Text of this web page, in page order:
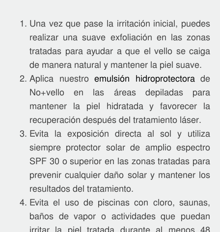
Una vez que pase la irritación inicial, puedes
realizar una suave exfoliación en las zonas
tratadas para ayudar a que el vello se caiga
de manera natural y mantener la piel suave.
Aplica nuestro emulsión hidroprotectorade
No+vello en las áreas depiladas para
mantener la piel hidratada y favorecer la
recuperación después del tratamiento láser.
Evita la exposición directa al sol y utiliza
siempre protector solar de amplio espectro
SPF 30 o superior en las zonas tratadas para
prevenir cualquier daño solar y mantener los
resultados del tratamiento.
Evita el uso de piscinas con cloro, saunas,
baños de vapor o actividades que puedan